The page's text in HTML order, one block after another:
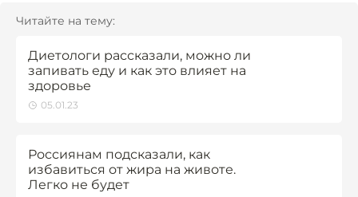
Читайте на тему:
Диетологи рассказали, можно ли
запивать еду и как это влияет на
здоровье
05.01.23
Россиянам подсказали, как
избавиться от жира на животе.
Легко не будет